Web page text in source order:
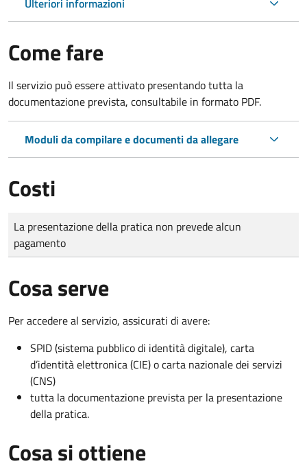
Come fare
Il servizio può essere attivato presentando tutta la
documentazione prevista, consultabile in formato PDF.
Moduli da compilare e documenti da allegare
Costi
Tipo di pagamento
Importo
La presentazione della pratica non prevede alcun
pagamento
Cosa serve
Per accedere al servizio, assicurati di avere:
SPID (sistema pubblico di identità digitale), carta
d’identità elettronica (CIE) o carta nazionale dei servizi
(CNS)
tutta la documentazione prevista per la presentazione
della pratica.
Cosa si ottiene